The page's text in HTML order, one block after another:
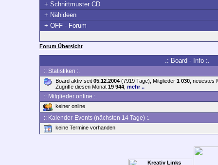
+ Schnittmuster CD
+ Nähideen
+ OFF - Forum
Forum Übersicht
.: Board - Info :.
:: Statistiken :.
Board aktiv seit 05.12.2004(7919 Tage), Mitglieder 1 030, neuestes
Zugriffe diesen Monat 19 944, mehr ..
:: Mitglieder online :.
keiner online
:: Kalender-Events (nächsten 14 Tage) :.
keine Termine vorhanden